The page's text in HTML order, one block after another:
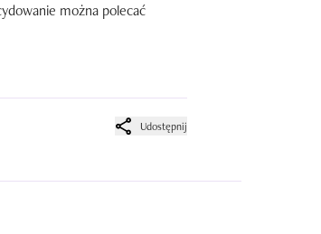
można polecać
Udostępnij